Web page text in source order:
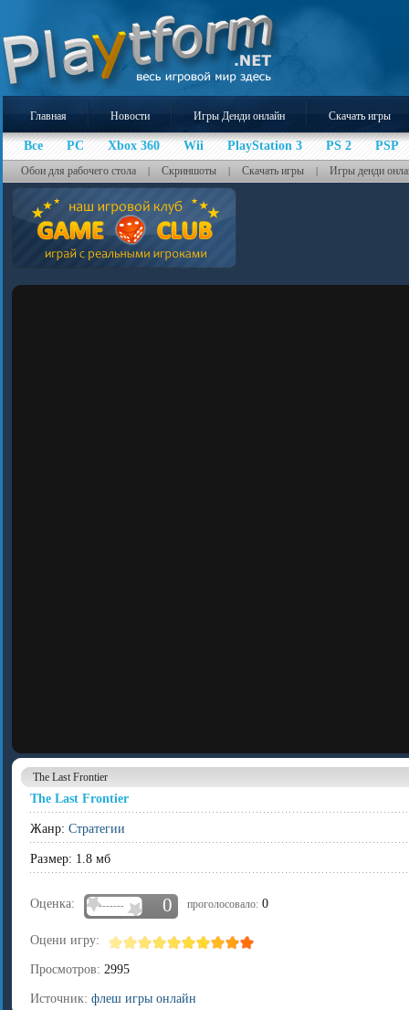
Главная Новости Игры Денди онлайн Скачать игры
Все PC Xbox 360 Wii PlayStation 3 PS 2 PSP
Обои для рабочего стола | Скриншоты | Скачать игры | Игры денди
The Last Frontier
The Last Frontier
Жанр: Стратегии
Размер: 1.8 мб
Оценка: ------- 0 проголосовало: 0
Оцени игру:
Просмотров: 2995
Источник: флеш игры онлайн